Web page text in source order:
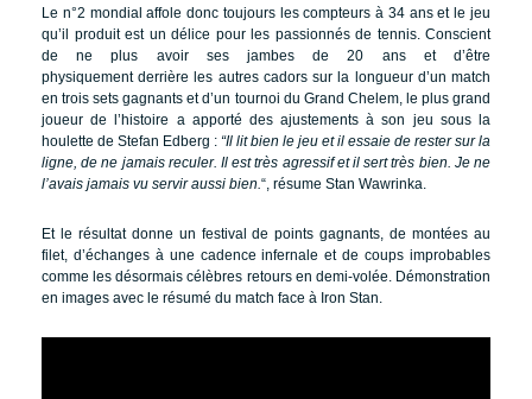
Le n°2 mondial affole donc toujours les compteurs à 34 ans et le jeu
qu’il produit est un délice pour les passionnés de tennis. Conscient
de ne plus avoir ses jambes de 20 ans et d’être
physiquement derrière les autres cadors sur la longueur d’un match
en trois sets gagnants et d’un tournoi du Grand Chelem, le plus grand
joueur de l’histoire a apporté des ajustements à son jeu sous la
houlette de Stefan Edberg : “Il lit bien le jeu et il essaie de rester sur la
ligne, de ne jamais reculer. Il est très agressif et il sert très bien. Je ne
l’avais jamais vu servir aussi bien.“, résume Stan Wawrinka.
Et le résultat donne un festival de points gagnants, de montées au
filet, d’échanges à une cadence infernale et de coups improbables
comme les désormais célèbres retours en demi-volée. Démonstration
en images avec le résumé du match face à Iron Stan.